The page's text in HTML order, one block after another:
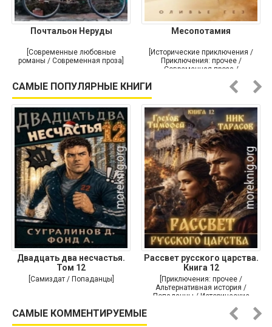
Почтальон Неруды
[Современные любовные
романы / Современная проза]
Месопотамия
[Исторические приключения /
Приключения: прочее /
Современная проза /
САМЫЕ ПОПУЛЯРНЫЕ КНИГИ
Двадцать два несчастья.
Том 12
[Самиздат / Попаданцы]
Рассвет русского царства.
Книга 12
[Приключения: прочее /
Альтернативная история /
Попаданцы / Исторические
САМЫЕ КОММЕНТИРУЕМЫЕ